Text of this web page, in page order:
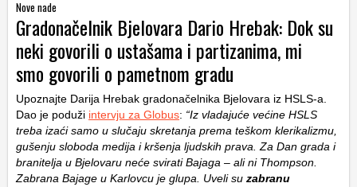
Nove nade
Gradonačelnik Bjelovara Dario Hrebak: Dok su
neki govorili o ustašama i partizanima, mi
smo govorili o pametnom gradu
Upoznajte Darija Hrebak gradonačelnika Bjelovara iz HSLS-a.
Dao je poduži intervju za Globus: “Iz vladajuće većine HSLS
treba izaći samo u slučaju skretanja prema teškom klerikalizmu,
gušenju sloboda medija i kršenja ljudskih prava. Za Dan grada i
branitelja u Bjelovaru neće svirati Bajaga – ali ni Thompson.
Zabrana Bajage u Karlovcu je glupa. Uveli su zabranu